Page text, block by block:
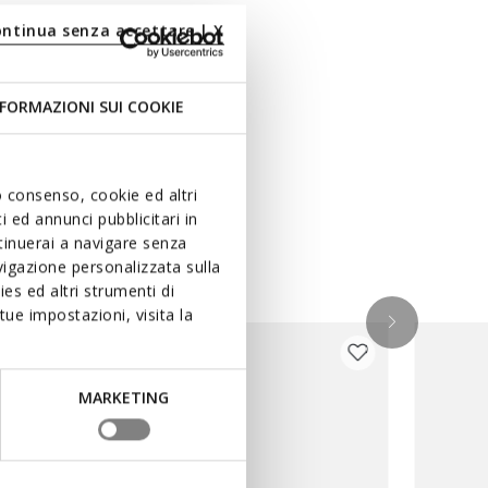
SUI COOKIE
cookie ed altri
annunci pubblicitari in
a navigare senza
personalizzata sulla
ed altri strumenti di
impostazioni, visita la
MARKETING
senza accettare | X